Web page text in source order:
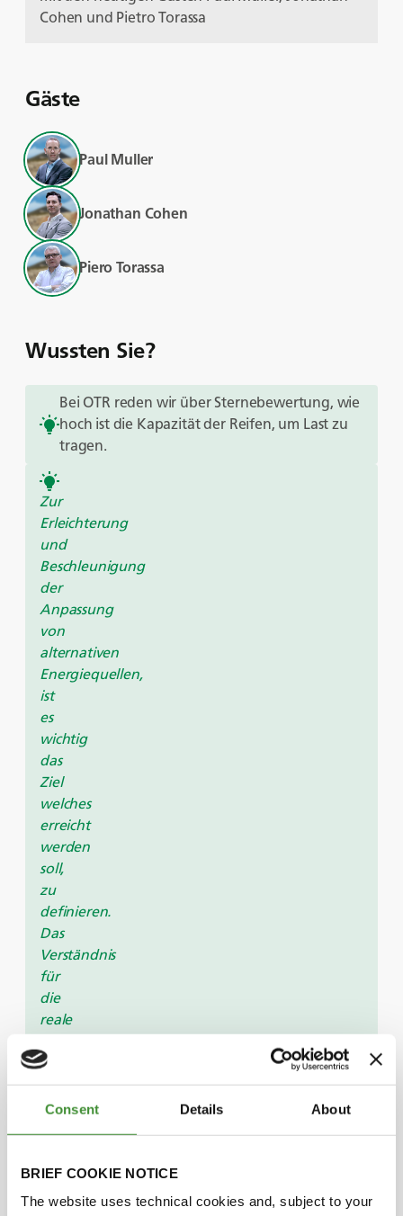
Consent Details About
BRIEF COOKIE NOTICE
The website uses technical cookies and, subject to your
Cohen und Pietro Torassa
Gäste
Paul Muller
Jonathan Cohen
Piero Torassa
Wussten Sie?
Bei OTR reden wir über Sternebewertung, wie
hoch ist die Kapazität der Reifen, um Last zu
tragen.
Zur
Erleichterung
und
Beschleunigung
der
Anpassung
von
alternativen
Energiequellen,
ist
es
wichtig
das
Ziel
welches
erreicht
werden
soll,
zu
definieren.
Das
Verständnis
für
die
reale
der
Anwendung
und
einem